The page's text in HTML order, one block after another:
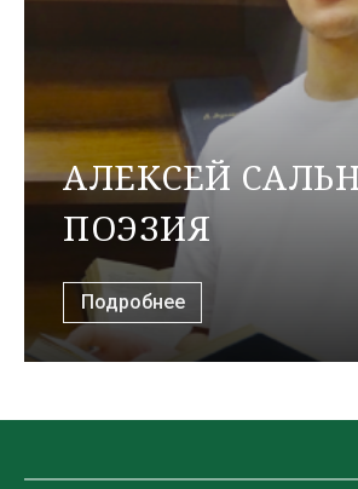
АЛЕКСЕЙ
ПОЭЗИЯ
Подробнее